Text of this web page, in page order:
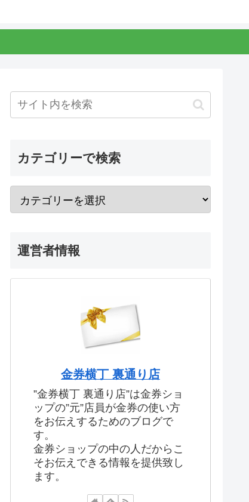
カテゴリーで検索
運営者情報
金券横丁 裏通り店
”金券横丁 裏通り店”は金券ショ
ップの”元”店員が金券の使い方
をお伝えするためのブログで
す。
金券ショップの中の人だからこ
そお伝えできる情報を提供致し
ます。